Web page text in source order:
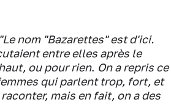
"Le nom "Bazarettes" est d'ici.
entre elles après le
ou pour rien. On a repris ce
qui parlent trop, fort, et
mais en fait, on a des